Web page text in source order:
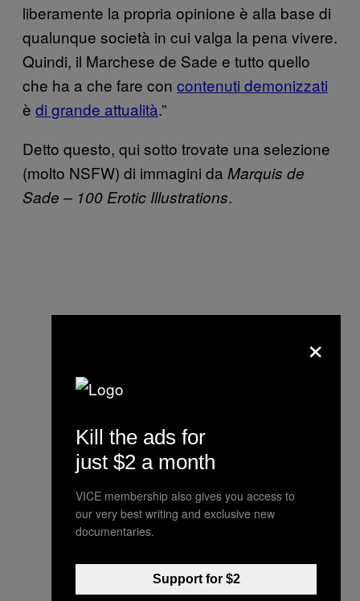
liberamente la propria opinione è alla base di
qualunque società in cui valga la pena vivere.
Quindi, il Marchese de Sade e tutto quello
che ha a che fare con contenuti demonizzati
è di grande attualità.”
Detto questo, qui sotto trovate una selezione
(molto NSFW) di immagini da Marquis de
Sade – 100 Erotic Illustrations.
×
Kill the ads for
just $2 a month
VICE membership also gives you access to
our very best writing and exclusive new
documentaries.
Support for $2